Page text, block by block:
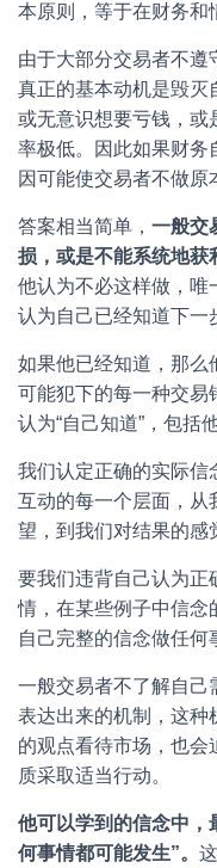
本原则，等于在财务和
由于大部分交易者不遵
真正的基本动机是毁灭
或无意识想要亏钱，或
率极低。因此如果财务
因可能使交易者不做原
答案相当简单， 一般交
损 ， 或是不能系统地获
他认为不必这样做，唯
认为自己已经知道下一
如果他已经知道，那么
可能犯下的每一种交易
认为“自己知道”，包括
我们认定正确的实际信
互动的每一个层面，从
望，到我们对结果的感
要我们违背自己认为正
情，在某些例子中信念
自己完整的信念做任何
一般交易者不了解自己
表达出来的机制，这种
的观点看待市场，也会
质采取适当行动。
他可以学到 的信念中 ，
何事情都可能发生”。